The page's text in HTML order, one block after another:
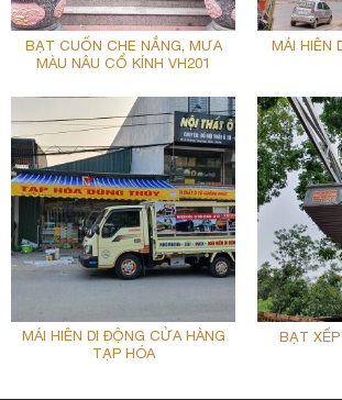
BẠT CUỐN CHE NẮNG, MƯA
MÀU NÂU CỔ KÍNH VH201
MÁI HIÊN
MÁI HIÊN DI ĐỘNG CỬA HÀNG
TẠP HÓA
BẠT